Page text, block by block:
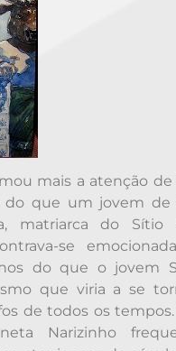
mais a atenção
do que um jovem de
matriarca do Sítio
se
do que o jovem
que viria a se
de todos os
Narizinho